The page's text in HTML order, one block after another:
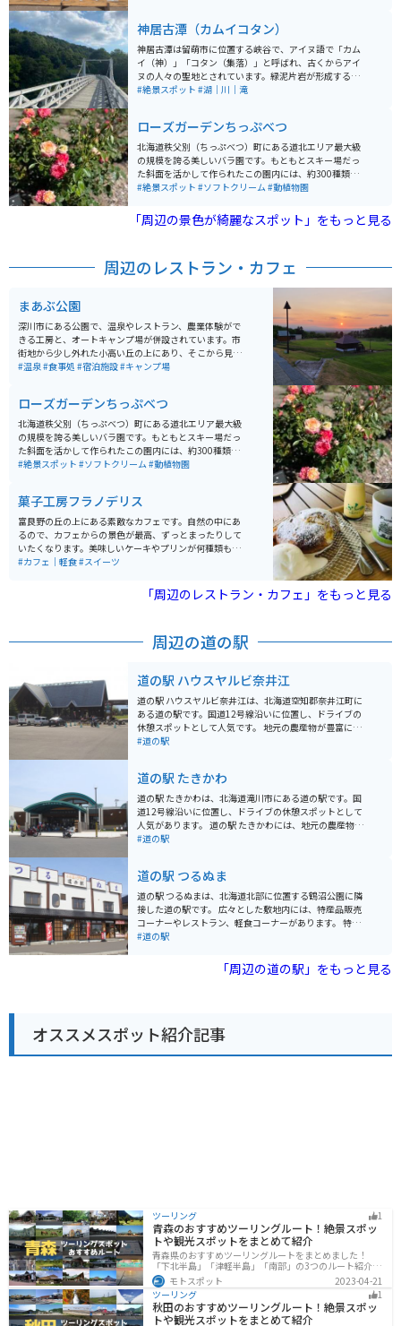
神居古潭（カムイコタン）
神居古潭は留萌市に位置する峡谷で、アイヌ語で「カム
イ（神）」「コタン（集落）」と呼ばれ、古くからアイ
ヌの人々の聖地とされています。緑泥片岩が形成する峡
谷には、奇岩やおう穴群があり、アイヌの人々は魔神の
見られる名所であり、毎年９月２３日に「こたんまつ
り」を開催し、アイヌ文化の継承が行われています。ま
た、対岸にはアイヌ以前の人々の集落跡、旧駅舎があ
り、アイヌ以外の先人たちの生活の一端を垣間見ること
ができます。
#絶景スポット #湖｜川｜滝
ローズガーデンちっぷべつ
北海道秩父別（ちっぷべつ）町にある道北エリア最大級
の規模を誇る美しいバラ園です。もともとスキー場だっ
た斜面を活かして作られたこの園内には、約300種類・
3,000株ものバラが咲き誇り、シーズンには町全体が華
は、ギリシャ語で「美しい」を意味する「カロスの丘展
望台」があります。そこから見下ろすバラの花々と、の
いのが、売店「バラの城ふろーら」で販売されているピ
のは7月上旬から中旬です。 入園料: 嬉しいことに入園は
無料（協力金受付あり）で、誰でも気軽に訪れることが
できます。 アクセス: 旭川や札幌からも車でアクセスし
やすく、道の駅「ちっぷべつ」からもすぐ近くです。
広々とした無料駐車場: 園内には広めの無料駐車場が完備
#絶景スポット #ソフトクリーム#動植物園
「周辺の景色が綺麗なスポット」をもっと見る
周辺のレストラン・カフェ
まあぶ公園
深川市にある公園で、温泉やレストラン、農業体験がで
きる工房と、オートキャンプ場が併設されています。市
街地から少し外れた小高い丘の上にあり、そこから見る
景色は絶景です。温泉はこじんまりとしていますが、近
#温泉#食事処 #宿泊施設#キャンプ場
ローズガーデンちっぷべつ
北海道秩父別（ちっぷべつ）町にある道北エリア最大級
の規模を誇る美しいバラ園です。もともとスキー場だっ
た斜面を活かして作られたこの園内には、約300種類・
3,000株ものバラが咲き誇り、シーズンには町全体が華
望台」があります。そこから見下ろすバラの花々と、の
どかな秩父別の田園風景が織りなす景色は、まさに北海
道らしい開放感に溢れています。 散策のお供に欠かせな
いのが、売店「バラの城ふろーら」で販売されているピ
ンク色のローズソフトクリームです。一口食べるとバラ
のは7月上旬から中旬です。 入園料: 嬉しいことに入園は
やすく、道の駅「ちっぷべつ」からもすぐ近くです。
広々とした無料駐車場: 園内には広めの無料駐車場が完備
#絶景スポット #ソフトクリーム#動植物園
菓子工房フラノデリス
富良野の丘の上にある素敵なカフェです。自然の中にあ
るので、カフェからの景色が最高、ずっとまったりして
いたくなります。美味しいケーキやプリンが何種類もあ
るので、どれを食べるか迷うのもまた楽しみの1つ。
みてください。カフェ横にお土産コーナーもあり、そこ
#カフェ｜軽食#スイーツ
「周辺のレストラン・カフェ」をもっと見る
周辺の道の駅
道の駅 ハウスヤルビ奈井江
道の駅 ハウスヤルビ奈井江は、北海道空知郡奈井江町に
ある道の駅です。国道12号線沿いに位置し、ドライブの
休憩スポットとして人気です。 地元の農産物が豊富に揃
う直売所や、地元食材を使った料理が楽しめるレストラ
プラザ」には、地元の特産品や工芸品を販売するショッ
プや、奈井江町の観光情報コーナーなどがあります。 バ
イクで訪れる場合、国道12号線は交通量が多いので注意
が必要です。駐車場は広く、バイク専用の駐車スペース
もあります。また、道の駅には休憩スペースやトイレも
としても知られています。道の駅周辺には、田園風景が
広がり、のどかな雰囲気を楽しむことができます。ま
た、道の駅から車で約10分の場所には、奈井江町を一望
できる「奈井江町展望台」があり、絶景スポットとして
も人気です。
#道の駅
道の駅 たきかわ
道の駅 たきかわは、北海道滝川市にある道の駅です。国
道12号線沿いに位置し、ドライブの休憩スポットとして
人気があります。 道の駅 たきかわには、地元の農産物を
販売する直売所や、滝川市の特産品である「ジンギスカ
季節には一面が黄色の絨毯となる「滝川菜の花まつり」
の会場となる滝川市丸加高原など、観光スポットも点在
しています。 バイクで訪れる場合、道の駅 たきかわには
広い駐車場が完備されているので安心です。また、国道1
2号線は、北海道を横断する道路として、景色が良く走
い地域です。夏は避暑地として、冬はウィンタースポー
#道の駅
道の駅 つるぬま
道の駅 つるぬまは、北海道北部に位置する鶴沼公園に隣
接した道の駅です。 広々とした敷地内には、特産品販売
コーナーやレストラン、軽食コーナーがあります。 特産
品販売コーナーでは、地元農家が丹精込めて作った新鮮
の「つるぬまロール」や、地元産の素材を使ったジェラ
ートもおすすめです。 レストランでは、地元食材をふん
ルフ場も併設されています。 バイクで訪れる場合は、駐
車場も広く、休憩場所としても最適です。 周辺には、広
大な田園風景が広がっており、ツーリングにもおすすめ
#道の駅
「周辺の道の駅」をもっと見る
オススメスポット紹介記事
ツーリング 1
青森のおすすめツーリングルート！絶景スポッ
トや観光スポットをまとめて紹介
青森県のおすすめツーリングルートをまとめました！
「下北半島」「津軽半島」「南部」の3つのルート紹介し
ます。自然に恵まれた風光明媚な景色や歴史文化に触れ
られる観光スポットが多くあります。バイクで青森県に
ツーリングに行く際は参考にしてください。
モトスポット
2023-04-21
ツーリング
1
秋田のおすすめツーリングルート！絶景スポッ
トや観光スポットをまとめて紹介